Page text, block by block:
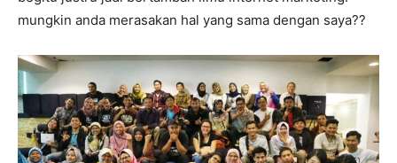
mungkin anda merasakan hal yang sama dengan saya??